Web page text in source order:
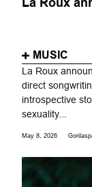
MUSIC
La Roux
direct
introspective
sexuality...
May 8, 2026